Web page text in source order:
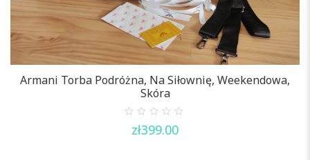
Armani Torba Podróżna, Na Siłownię, Weekendowa,
Skóra
out
zł399.00